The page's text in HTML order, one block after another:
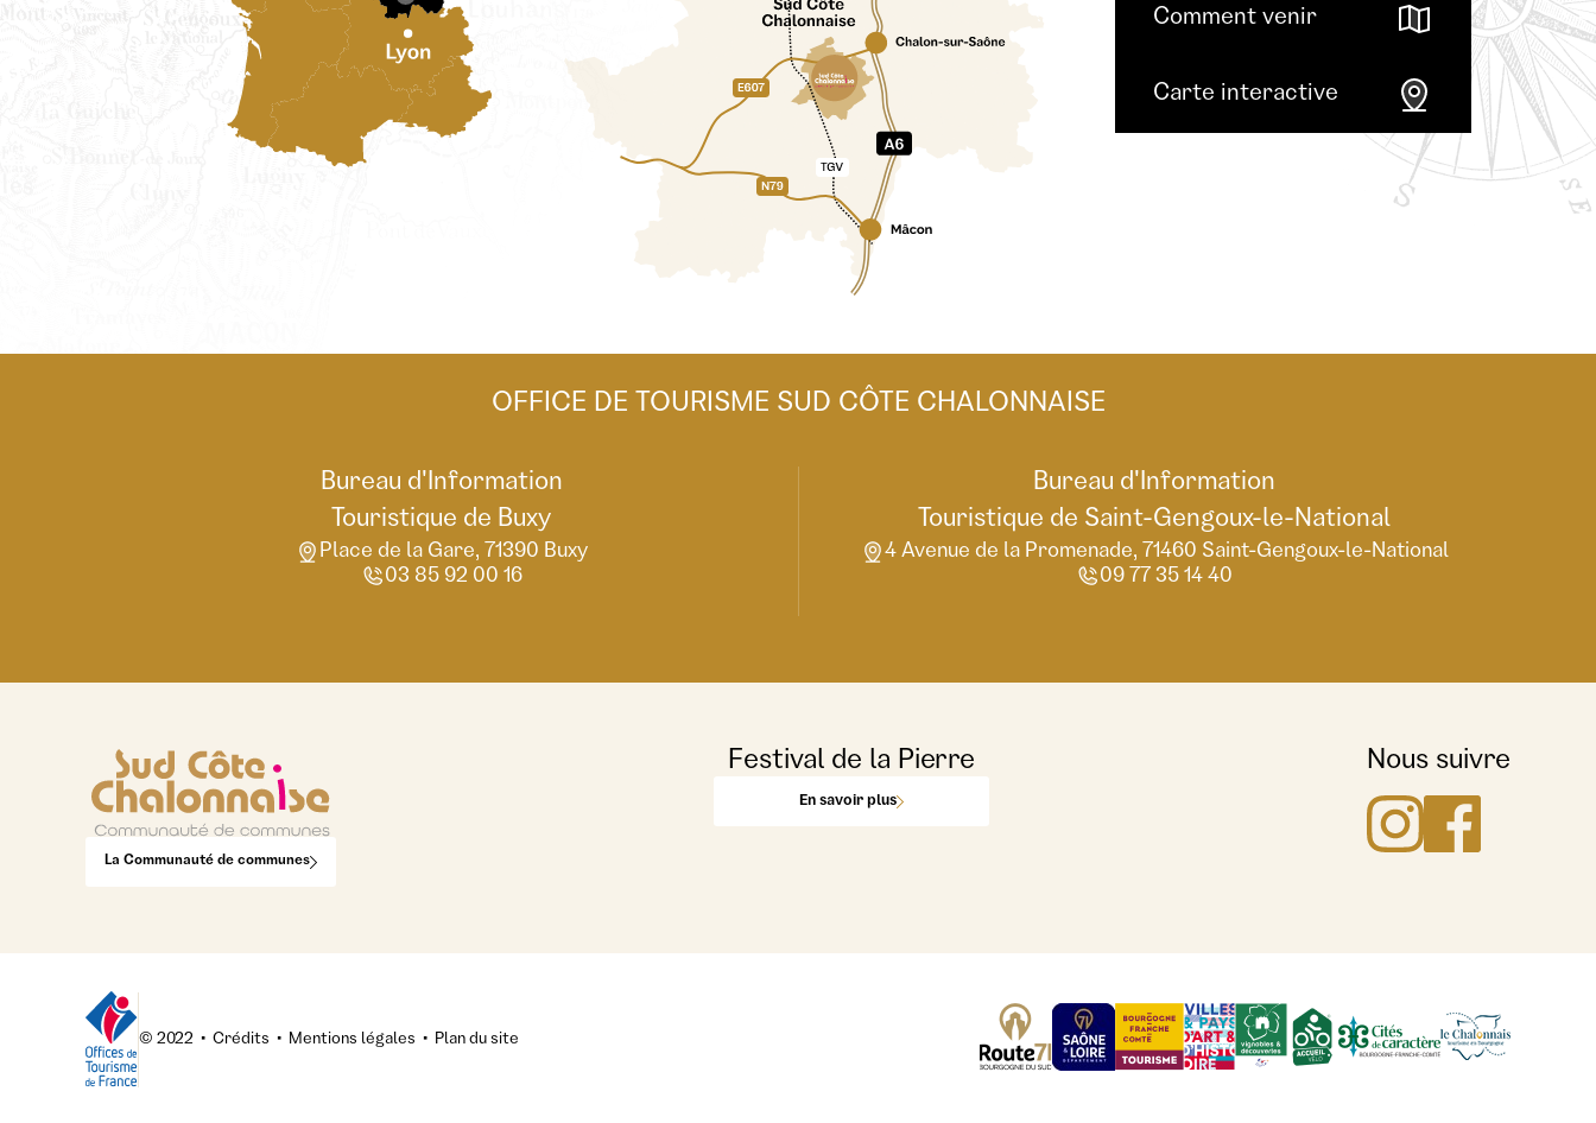
Comment venir
Carte interactive
OFFICE DE TOURISME SUD CÔTE CHALONNAISE
Bureau d'Information
Touristique de Buxy
Place de la Gare, 71390 Buxy
03 85 92 00 16
Bureau d'Information
Touristique de Saint-Gengoux-le-National
4 Avenue de la Promenade, 71460 Saint-Gengoux-le-National
09 77 35 14 40
La Communauté de communes
Festival de la Pierre
En savoir plus
Nous suivre
© 2022 • Crédits • Mentions légales • Plan du site